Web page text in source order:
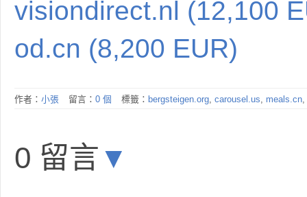
visiondirect.nl (12,100
od.cn (8,200 EUR)
作者： 小張 留言： 0 個 標籤： bergsteigen.org, carousel.us, meals.cn,
0 留言 ▼